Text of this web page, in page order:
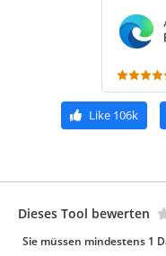
Like 106k
Dieses Tool bewerten
Sie müssen mindestens 1